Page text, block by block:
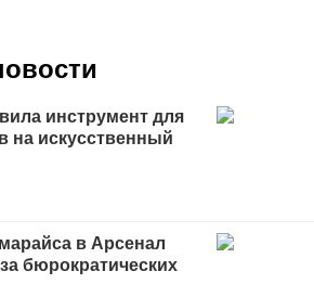
инструмент для
на искусственный
в Арсенал
бюрократических